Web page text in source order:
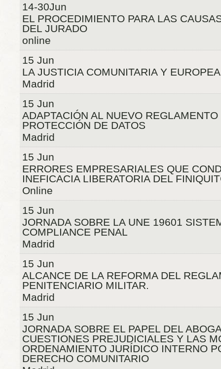
14-30Jun
EL PROCEDIMIENTO PARA LAS
DEL JURADO
online
15 Jun
LA JUSTICIA COMUNITARIA Y EUROPEA
Madrid
15 Jun
ADAPTACIÓN AL NUEVO
PROTECCIÓN DE DATOS
Madrid
15 Jun
ERRORES EMPRESARIALES QUE
INEFICACIA LIBERATORIA DEL
Online
15 Jun
JORNADA SOBRE LA UNE 19601
COMPLIANCE PENAL
Madrid
15 Jun
ALCANCE DE LA REFORMA DEL
PENITENCIARIO MILITAR.
Madrid
15 Jun
JORNADA SOBRE EL PAPEL DEL
CUESTIONES PREJUDICIALES Y LAS
ORDENAMIENTO JURÍDICO INTERNO
DERECHO COMUNITARIO